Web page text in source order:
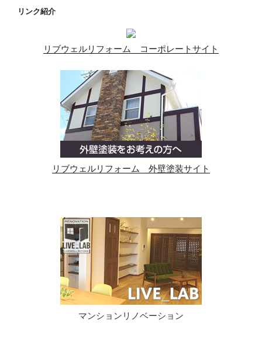
リンク紹介
リブウェルリフォーム コーポレートサイト
リブウェルリフォーム 外壁塗装サイト
マンションリノベーション